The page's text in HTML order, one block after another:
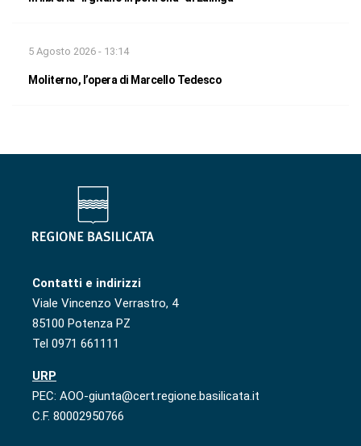
5 Agosto 2026 - 13:14
Moliterno, l’opera di Marcello Tedesco
Contatti e indirizzi
Viale Vincenzo Verrastro, 4
85100 Potenza PZ
Tel 0971 661111
URP
PEC: AOO-giunta@cert.regione.basilicata.it
C.F. 80002950766